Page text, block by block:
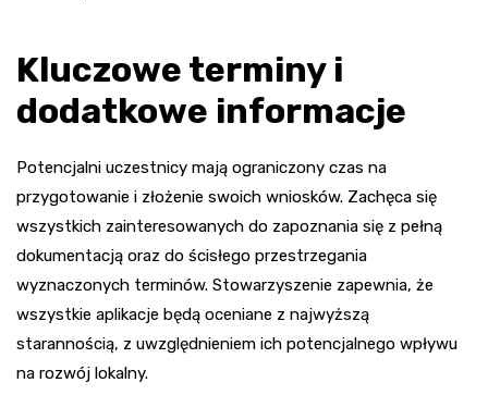
Kluczowe terminy i
dodatkowe informacje
Potencjalni uczestnicy mają ograniczony czas na
przygotowanie i złożenie swoich wniosków. Zachęca się
wszystkich zainteresowanych do zapoznania się z pełną
dokumentacją oraz do ścisłego przestrzegania
wyznaczonych terminów. Stowarzyszenie zapewnia, że
wszystkie aplikacje będą oceniane z najwyższą
starannością, z uwzględnieniem ich potencjalnego wpływu
na rozwój lokalny.